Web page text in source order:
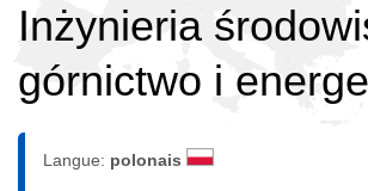
Inżynieria
górnictwo i
Langue: polonais